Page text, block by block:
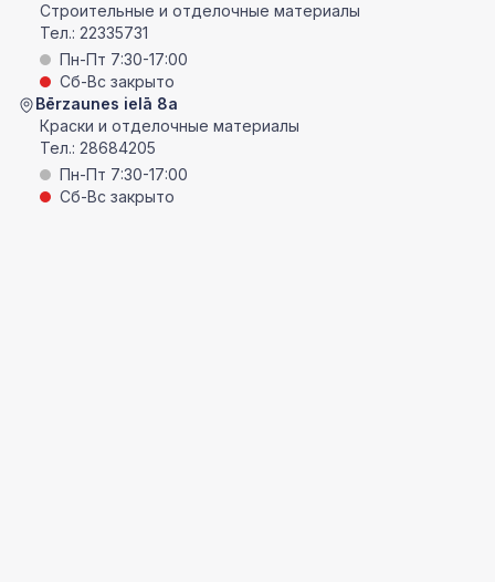
Строительные и отделочные материалы
Тел.: 22335731
Пн-Пт 7:30-17:00
Сб-Вс закрыто
Bērzaunes ielā 8a
Краски и отделочные материалы
Тел.: 28684205
Пн-Пт 7:30-17:00
Сб-Вс закрыто